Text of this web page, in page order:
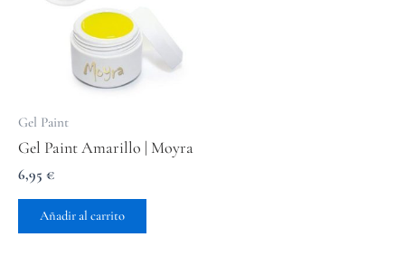
Gel Paint
Gel Paint Amarillo | Moyra
6,95 €
Añadir al carrito